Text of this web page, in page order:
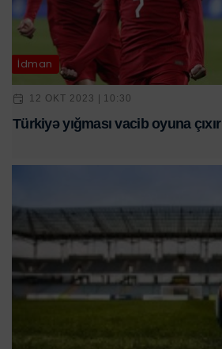
İdman
12 OKT 2023 | 10:30
Türkiyə yığması vacib oyuna çıxır